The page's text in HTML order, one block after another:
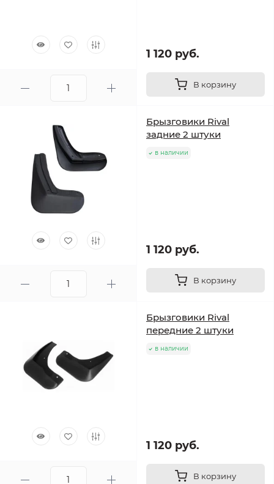
1 120 руб.
В корзину
Брызговики Rival
задние 2 штуки
в наличии
1 120 руб.
В корзину
Брызговики Rival
передние 2 штуки
в наличии
1 120 руб.
В корзину